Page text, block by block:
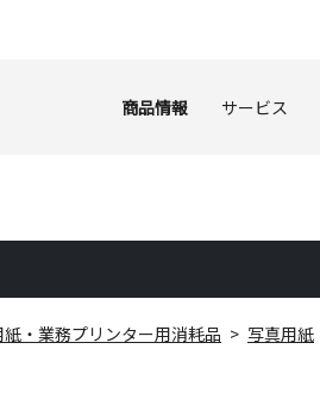
商品情報 サービス
紙・業務プリンター用消耗品 写真用紙